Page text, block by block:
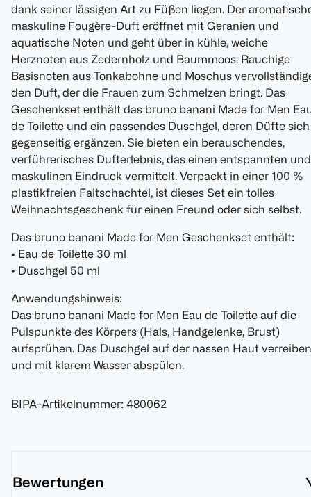
dank seiner lässigen Art zu Füßen liegen. Der
maskuline Fougère-Duft eröffnet mit Geranien und
aquatische Noten und geht über in kühle, weiche
Herznoten aus Zedernholz und Baummoos. Rauchige
Basisnoten aus Tonkabohne und Moschus
den Duft, der die Frauen zum Schmelzen bringt. Das
Geschenkset enthält das bruno banani Made for Men
de Toilette und ein passendes Duschgel, deren Düfte sich
gegenseitig ergänzen. Sie bieten ein berauschendes,
verführerisches Dufterlebnis, das einen entspannten und
maskulinen Eindruck vermittelt. Verpackt in einer 100 %
plastikfreien Faltschachtel, ist dieses Set ein tolles
Weihnachtsgeschenk für einen Freund oder sich selbst.
Das bruno banani Made for Men Geschenkset enthält:
• Eau de Toilette 30 ml
• Duschgel 50 ml
Anwendungshinweis:
Das bruno banani Made for Men Eau de Toilette auf die
Pulspunkte des Körpers (Hals, Handgelenke, Brust)
aufsprühen. Das Duschgel auf der nassen Haut verreiben
und mit klarem Wasser abspülen.
BIPA-Artikelnummer: 480062
Bewertungen